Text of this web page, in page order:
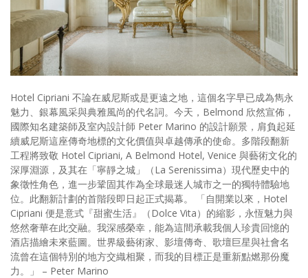
影音區
創意出版服務
歷史區
關於Yilan
個人著作
活動實況記錄
媒體報導一覽
合作與代言
訂閱電子報
Hotel Cipriani 不論在威尼斯或是更遠之地，這個名字早已成為雋永
魅力、銀幕風采與典雅風尚的代名詞。今天，Belmond 欣然宣佈，
國際知名建築師及室內設計師 Peter Marino 的設計願景，肩負起延
續威尼斯這座傳奇地標的文化價值與卓越傳承的使命。多階段翻新
工程將致敬 Hotel Cipriani, A Belmond Hotel, Venice 與藝術文化的
深厚淵源，及其在「寧靜之城」（La Serenissima）現代歷史中的
象徵性角色，進一步鞏固其作為全球最迷人城市之一的獨特體驗地
位。此翻新計劃的首階段即日起正式揭幕。 「自開業以來，Hotel
Cipriani 便是意式『甜蜜生活』（Dolce Vita）的縮影，永恆魅力與
悠然奢華在此交融。我深感榮幸，能為這間承載我個人珍貴回憶的
酒店描繪未來藍圖。世界級藝術家、影壇傳奇、歌壇巨星與社會名
流曾在這個特別的地方交織相聚，而我的目標正是重新點燃那份魔
力。」 – Peter Marino